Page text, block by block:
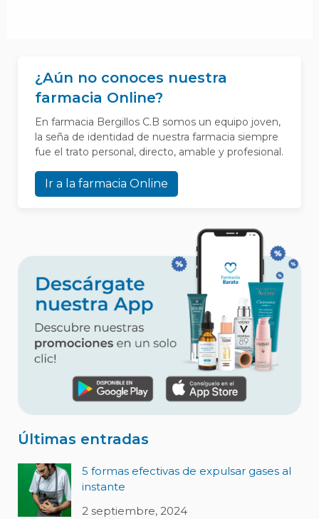
¿Aún no conoces nuestra
farmacia Online?
En farmacia Bergillos C.B somos un equipo joven,
la seña de identidad de nuestra farmacia siempre
fue el trato personal, directo, amable y profesional.
Ir a la farmacia Online
Últimas entradas
5 formas efectivas de expulsar gases al
instante
2 septiembre, 2024